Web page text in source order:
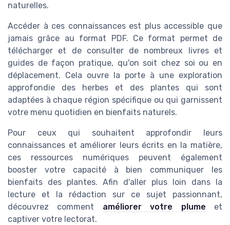
naturelles.
Accéder à ces connaissances est plus accessible que
jamais grâce au format PDF. Ce format permet de
télécharger et de consulter de nombreux livres et
guides de façon pratique, qu'on soit chez soi ou en
déplacement. Cela ouvre la porte à une exploration
approfondie des herbes et des plantes qui sont
adaptées à chaque région spécifique ou qui garnissent
votre menu quotidien en bienfaits naturels.
Pour ceux qui souhaitent approfondir leurs
connaissances et améliorer leurs écrits en la matière,
ces ressources numériques peuvent également
booster votre capacité à bien communiquer les
bienfaits des plantes. Afin d'aller plus loin dans la
lecture et la rédaction sur ce sujet passionnant,
découvrez comment améliorer votre plume et
captiver votre lectorat.